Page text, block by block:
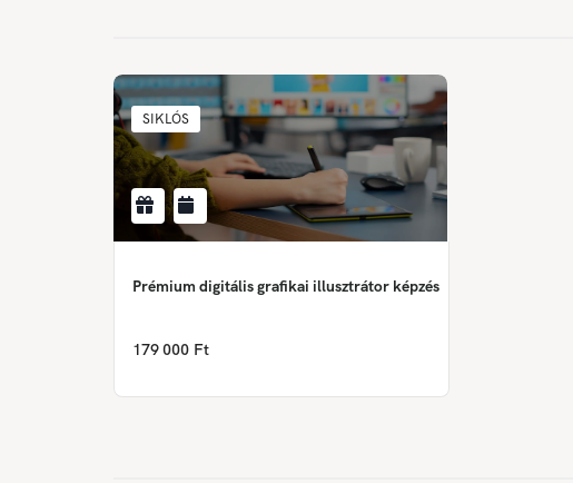
SIKLÓS
Prémium digitális grafikai illusztrátor képzés
179 000 Ft